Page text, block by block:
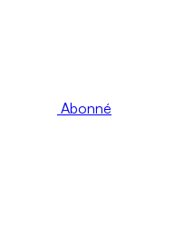
Abonné